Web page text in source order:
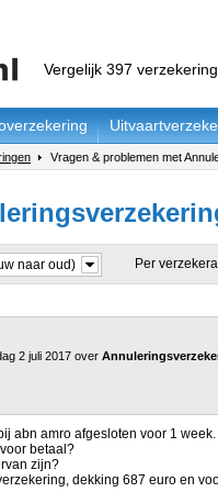
Vergelijk 397
Vragen & problemen met
naar oud) Per
2 juli 2017 over
abn amro afgesloten voor 1 week.
betaal?
zijn?
dekking 687 euro en